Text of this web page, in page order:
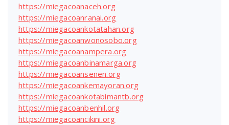
https://miegacoanaceh.org
https://miegacoanranai.org
https://miegacoankotatahan.org
https://miegacoanwonosobo.org
https://miegacoanampera.org
https://miegacoanbinamarga.org
https://miegacoansenen.org
https://miegacoankemayoran.org
https://miegacoankotabimantb.org
https://miegacoanbenhil.org
https://miegacoancikini.org